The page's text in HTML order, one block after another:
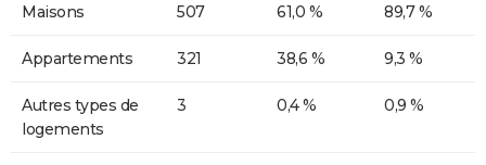
Maisons 507 61,0 % 89,7 %
Appartements 321 38,6 % 9,3 %
Autres types de
logements
3 0,4 % 0,9 %